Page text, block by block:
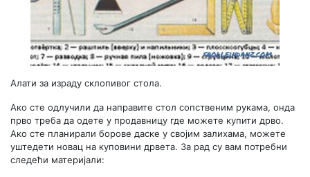
Алати за израду склопивог стола.
Ако сте одлучили да направите стол сопственим рукама, онда
прво треба да одете у продавницу где можете купити дрво.
Ако сте планирали борове даске у својим залихама, можете
уштедети новац на куповини дрвета. За рад су вам потребни
следећи материјали: